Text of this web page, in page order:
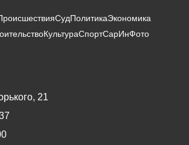
СудПолитикаЭкономика
КультураСпортСарИнФото
21